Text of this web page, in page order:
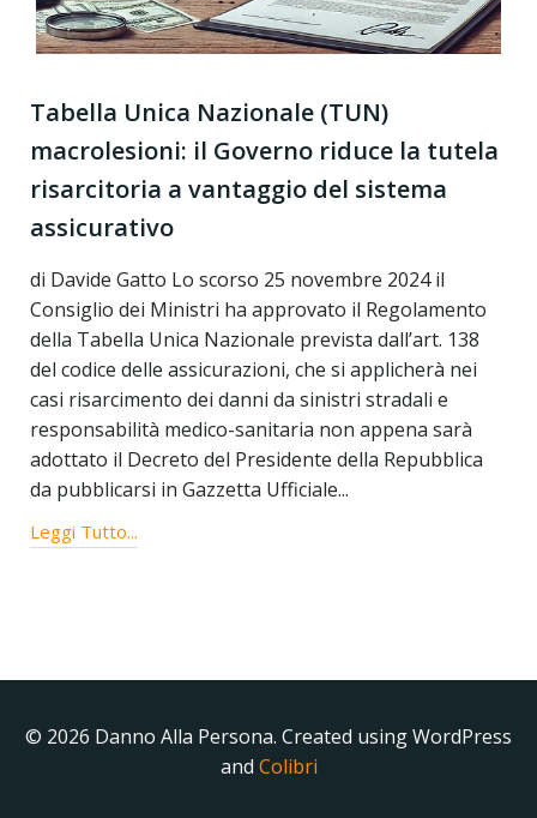
Tabella Unica Nazionale (TUN)
macrolesioni: il Governo riduce la tutela
risarcitoria a vantaggio del sistema
assicurativo
di Davide Gatto Lo scorso 25 novembre 2024 il
Consiglio dei Ministri ha approvato il Regolamento
della Tabella Unica Nazionale prevista dall’art. 138
del codice delle assicurazioni, che si applicherà nei
casi risarcimento dei danni da sinistri stradali e
responsabilità medico-sanitaria non appena sarà
adottato il Decreto del Presidente della Repubblica
da pubblicarsi in Gazzetta Ufficiale...
Leggi Tutto...
© 2026 Danno Alla Persona. Created using WordPress
and Colibri